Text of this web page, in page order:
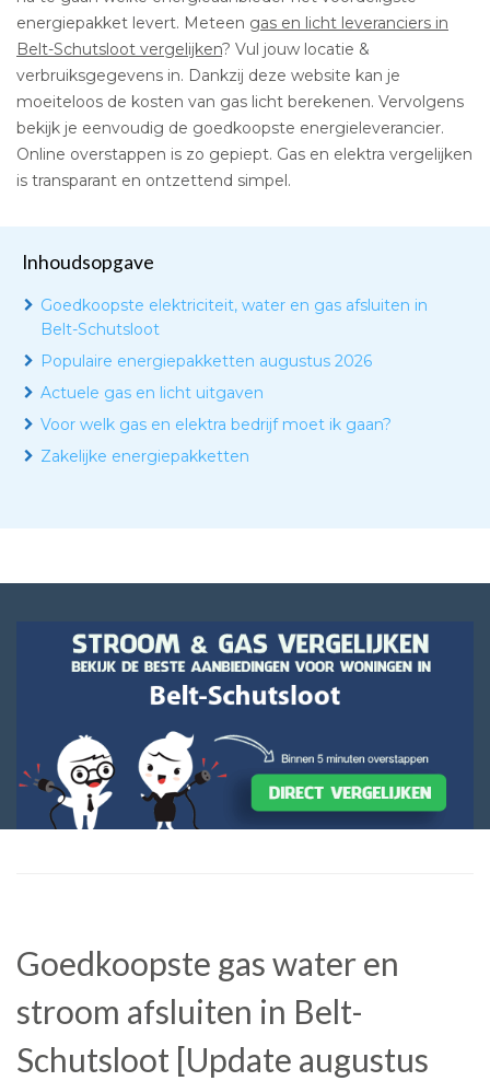
energiepakket levert. Meteen gas en licht leveranciers in
Belt-Schutsloot vergelijken? Vul jouw locatie &
verbruiksgegevens in. Dankzij deze website kan je
moeiteloos de kosten van gas licht berekenen. Vervolgens
bekijk je eenvoudig de goedkoopste energieleverancier.
Online overstappen is zo gepiept. Gas en elektra vergelijken
is transparant en ontzettend simpel.
Inhoudsopgave
Goedkoopste elektriciteit, water en gas afsluiten in
Belt-Schutsloot
Populaire energiepakketten augustus 2026
Actuele gas en licht uitgaven
Voor welk gas en elektra bedrijf moet ik gaan?
Zakelijke energiepakketten
Goedkoopste gas water en
stroom afsluiten in Belt-
Schutsloot [Update augustus